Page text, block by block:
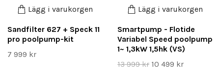
Lägg i varukorgen
Sandfilter 627 + Speck 11
pro poolpump-kit
7 999 kr
Lägg i varukorgen
Smartpump - Flotide
Variabel Speed poolpump
1~ 1,3kW 1,5hk (VS)
13 999 kr 10 499 kr